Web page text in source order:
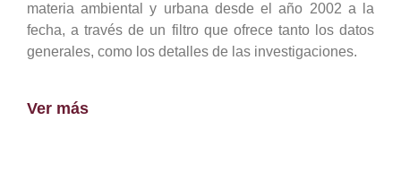
materia ambiental y urbana desde el año 2002 a la
fecha, a través de un filtro que ofrece tanto los datos
generales, como los detalles de las investigaciones.
Ver más